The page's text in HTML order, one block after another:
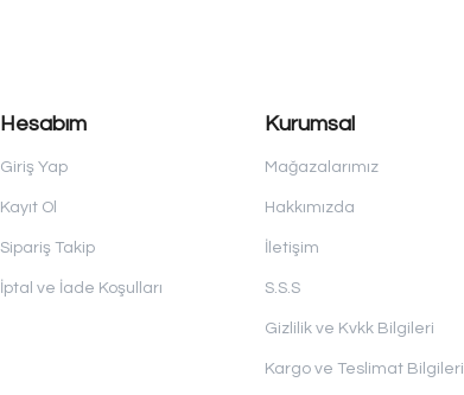
Hesabım
Giriş Yap
Kayıt Ol
Sipariş Takip
İptal ve İade Koşulları
Kurumsal
Mağazalarımız
Hakkımızda
İletişim
S.S.S
Gizlilik ve Kvkk Bilgileri
Kargo ve Teslimat Bilgileri